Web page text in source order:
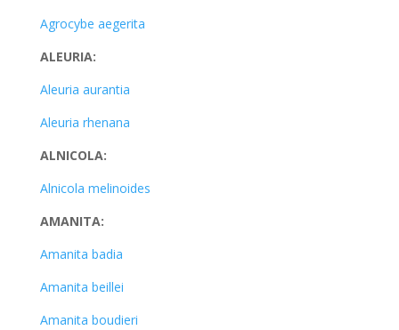
Agrocybe aegerita
ALEURIA:
Aleuria aurantia
Aleuria rhenana
ALNICOLA:
Alnicola melinoides
AMANITA:
Amanita badia
Amanita beillei
Amanita boudieri